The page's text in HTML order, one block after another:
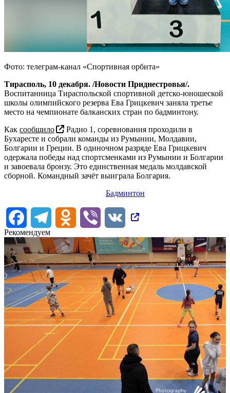
Фото: телеграм-канал «Спортивная орбита»
Тирасполь, 10 декабря. /Новости Приднестровья/.
Воспитанница Тираспольской спортивной детско-юношеской
школы олимпийского резерва Ева Грицкевич заняла третье
место на чемпионате балканских стран по бадминтону.
Как сообщило
Радио 1, соревнования проходили в
Бухаресте и собрали команды из Румынии, Молдавии,
Болгарии и Греции. В одиночном разряде Ева Грицкевич
одержала победы над спортсменками из Румынии и Болгарии
и завоевала бронзу. Это единственная медаль молдавской
сборной. Командный зачёт выиграла Болгария.
Бадминтон
FacebookTelegram Odnoklassniki
Viber
VK
Рекомендуем